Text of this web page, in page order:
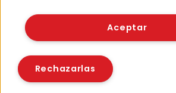
© Fundación EROSKI
Políticas de cookies
Aceptar
Rechazarlas